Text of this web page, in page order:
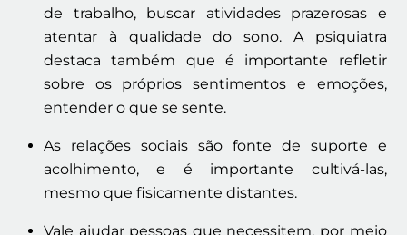
de trabalho, buscar atividades prazerosas e
atentar à qualidade do sono. A psiquiatra
destaca também que é importante refletir
sobre os próprios sentimentos e emoções,
entender o que se sente.
As relações sociais são fonte de suporte e
acolhimento, e é importante cultivá-las,
mesmo que fisicamente distantes.
Vale ajudar pessoas que necessitem, por meio